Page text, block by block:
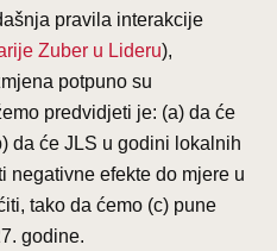
pravila interakcije
Zuber u Lideru),
potpuno su
predvidjeti je: (a) da će
da će JLS u godini lokalnih
negativne efekte do mjere u
tako da ćemo (c) pune
godine.